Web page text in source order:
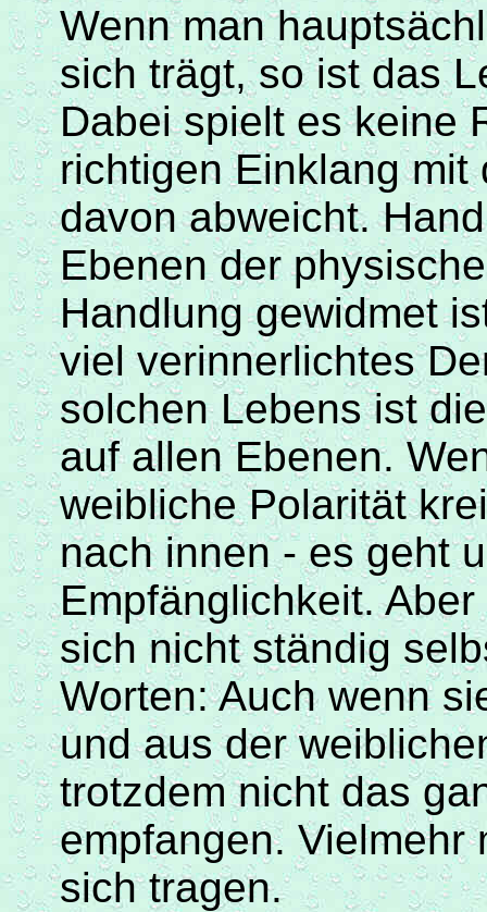
Wenn man
sich trägt, so ist das
Dabei spielt es keine
richtigen Einklang
davon abweicht.
Ebenen der
Handlung gewidmet
viel verinnerlichtes
solchen Lebens ist
auf allen Ebenen.
weibliche Polarität
nach innen - es geht
Empfänglichkeit.
sich nicht ständig
Worten: Auch wenn
und aus der
trotzdem nicht das
empfangen. Vielmehr
sich tragen.